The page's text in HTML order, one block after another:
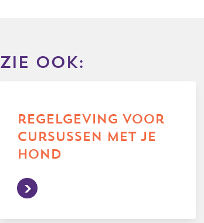
zie ook:
regelgeving voor
cursussen met je
hond